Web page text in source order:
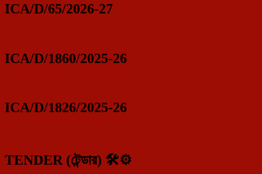
ICA/D/65/2026-27
ICA/D/1860/2025-26
ICA/D/1826/2025-26
TENDER (টেন্ডার) 🛠️⚙️